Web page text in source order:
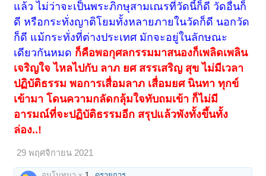
แล้ว ไม่ว่าจะเป็นพระภิกษุสามเณรที่วัดนี้ก็ดี วัดอื่นก็
ดี หรือกระทั่งญาติโยมทั้งหลายภายในวัดก็ดี นอกวัด
ก็ดี แม้กระทั่งที่ต่างประเทศ มักจะอยู่ในลักษณะ
เดียวกันหมด ก็คือพอกุศลกรรมมาสนองก็เพลิดเพลิน
เจริญใจ ไหลไปกับ ลาภ ยศ สรรเสริญ สุข ไม่มีเวลา
ปฏิบัติธรรม พอการเสื่อมลาภ เสื่อมยศ นินทา ทุกข์
เข้ามา โดนความกลัดกลุ้มใจทับถมเข้า ก็ไม่มี
อารมณ์ที่จะปฏิบัติธรรมอีก สรุปแล้วพังทั้งขึ้นทั้ง
ล่อง..!
29 พฤศจิกายน 2021